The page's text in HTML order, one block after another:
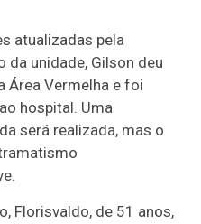
atualizadas pela
da unidade, Gilson deu
Área Vermelha e foi
hospital. Uma
será realizada, mas o
Florisvaldo, de 51 anos,